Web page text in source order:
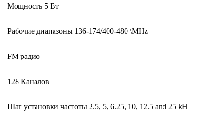
Мощность 5 Вт
Рабочие диапазоны 136-174/400-480 \MHz
FM радио
128 Каналов
Шаг установки частоты 2.5, 5, 6.25, 10, 12.5 and 25 kH